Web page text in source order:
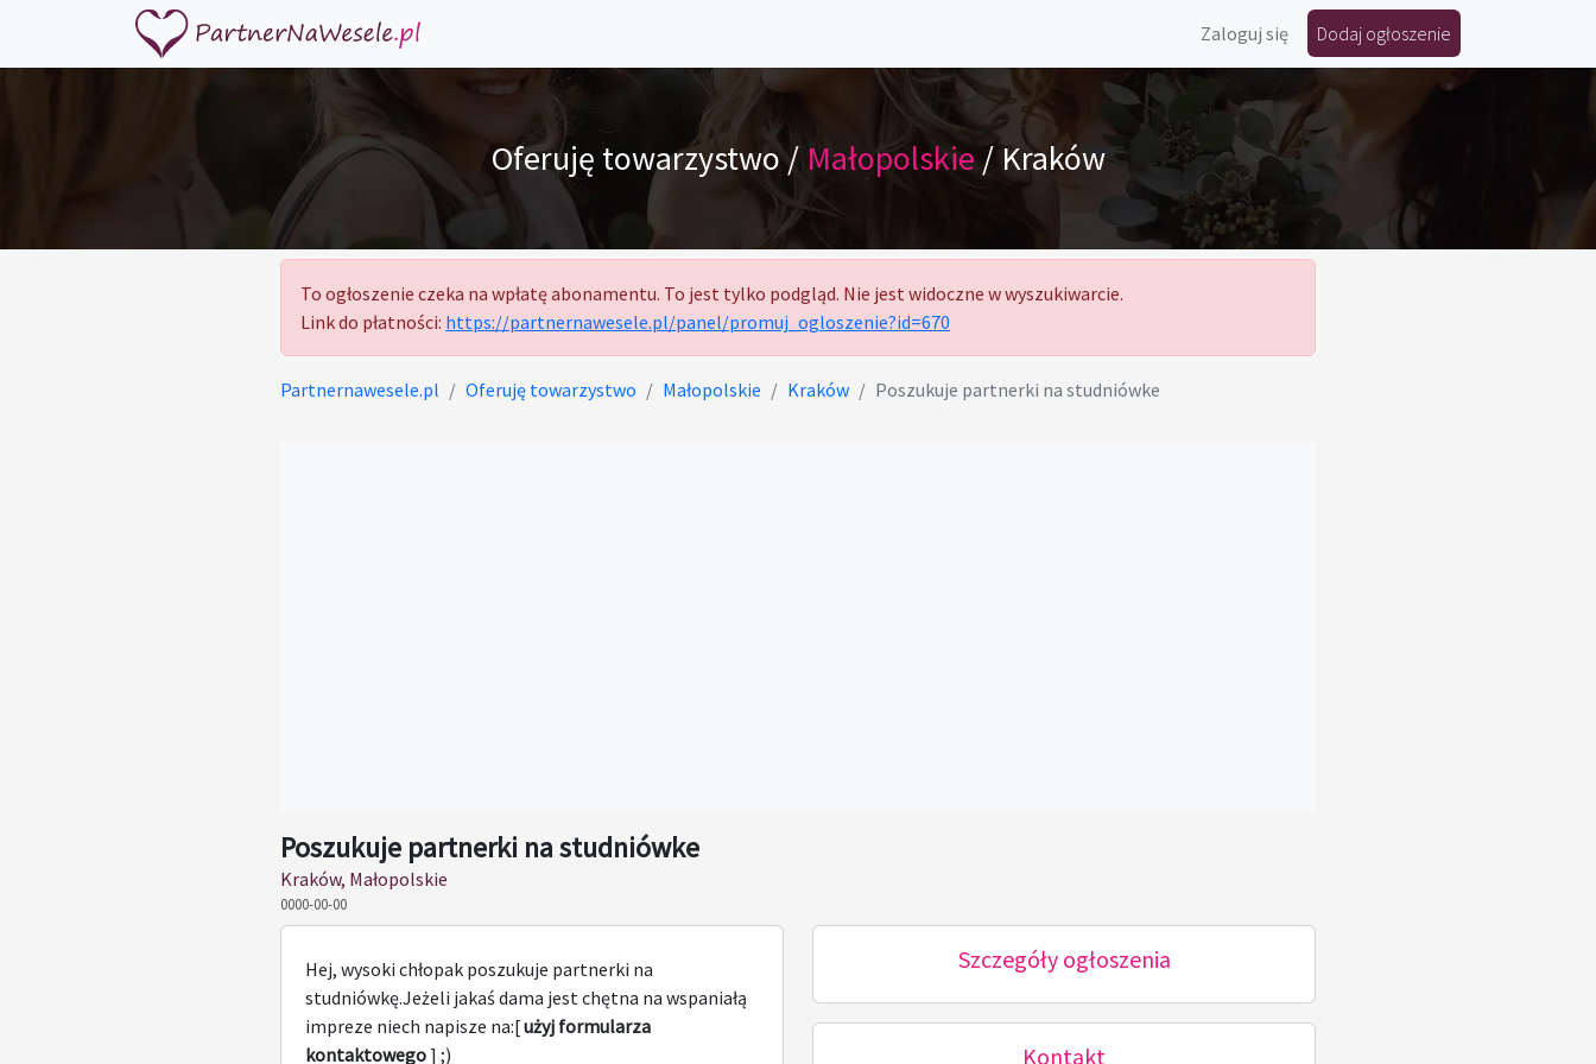
Zaloguj się Dodaj ogłoszenie
Oferuję towarzystwo / Małopolskie / Kraków
To ogłoszenie czeka na wpłatę abonamentu. To jest tylko podgląd. Nie jest widoczne w wyszukiwarcie.
Link do płatności: https://partnernawesele.pl/panel/promuj_ogloszenie?id=670
Partnernawesele.pl Oferuję towarzystwo Małopolskie Kraków Poszukuje partnerki na studniówke
Poszukuje partnerki na studniówke
Kraków, Małopolskie
0000-00-00
Hej, wysoki chłopak poszukuje partnerki na
studniówkę.Jeżeli jakaś dama jest chętna na wspaniałą
impreze niech napisze na:[użyj formularza
kontaktowego] ;)
Szczegóły ogłoszenia
Kontakt